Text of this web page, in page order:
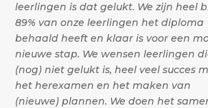
leerlingen is dat gelukt. We zijn heel
89% van onze leerlingen het diploma
behaald heeft en klaar is voor een
nieuwe stap. We wensen leerlingen
(nog) niet gelukt is, heel veel succes
het herexamen en het maken van
(nieuwe) plannen. We doen het